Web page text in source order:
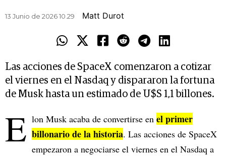
13 Junio de 2026 10.29 Matt Durot
Las acciones de SpaceX comenzaron a cotizar
el viernes en el Nasdaq y dispararon la fortuna
de Musk hasta un estimado de U$S 1,1 billones.
E lon Musk acaba de convertirse en el primer
billonario de la historia. Las acciones de SpaceX
empezaron a negociarse el viernes en el Nasdaq a